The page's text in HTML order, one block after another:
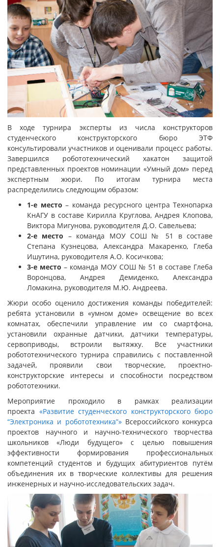
В ходе турнира эксперты из числа конструкторов
студенческого конструкторского бюро ЭТФ
консультировали участников и оценивали процесс работы.
Завершился робототехнический хакатон защитой
представленных проектов номинации «Умный дом» перед
экспертным жюри. По итогам турнира места
распределились следующим образом:
1-е место – команда ресурсного центра Технопарка
КнАГУ в составе Кирилла Круглова, Андрея Клопова,
Виктора Мигунова, руководителя Д.О. Савельева;
2-е место – команда МОУ СОШ № 51 в составе
Степана Кузнецова, Александра Макаренко, Глеба
Ишутина, руководителя А.О. Косичкова;
3-е место – команда МОУ СОШ № 51 в составе Глеба
Воронцова, Андрея Демиденко, Александра
Ломакина, руководителя М.Ю. Андреева.
Жюри особо оценило достижения команды победителей:
ребята установили в «умном доме» освещение во всех
комнатах, обеспечили управление им со смартфона,
установили охранные датчики, датчики температуры,
сервоприводы, встроили вытяжку. Все участники
робототехнического турнира справились с поставленной
задачей, проявили свои творческие, проектно-
конструкторские интересы и способности посредством
робототехники.
Мероприятие проходило в рамках реализации
проекта «Развитие студенческого конструкторского бюро
“Электроника и робототехника”»Всероссийского конкурса
проектов научного и научно-технического творчества
школьников «Люди будущего» с целью повышения
эффективности формирования профессиональных
компетенций студентов и будущих абитуриентов путём
объединения их в творческие коллективы для решения
инженерных и научно-исследовательских задач.